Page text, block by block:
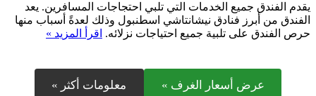
يقدم الفندق جميع الخدمات التي تلبي احتجاجات المسافرين. يعد
الفندق من أبرز فنادق نيشانتاشي اسطنبول وذلك لعدةً أسباب منها
حرص الفندق على تلبية جميع احتياجات نزلائه. اقرأ المزيد »
عرض أسعار الغرف » معلومات أكثر »